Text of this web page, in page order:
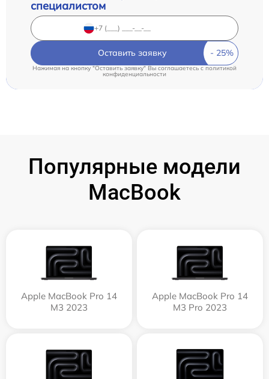
специалистом
Оставить заявку
Нажимая на кнопку "Оставить заявку" Вы соглашаетесь cполитикой
конфиденциальности
Популярные модели
MacBook
Apple MacBook Pro 14
M3 2023
Apple MacBook Pro 14
M3 Pro 2023